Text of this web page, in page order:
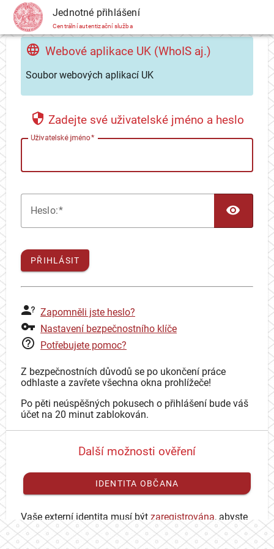
CAS Jednotné přihlášení
Centrální autentizační služba
Webové aplikace UK (WhoIS aj.)
Soubor webových aplikací UK
Zadejte své uživatelské jméno a heslo
Uživatelské jméno
Heslo:
PŘIHLÁSIT
Zapomněli jste heslo?
Nastavení bezpečnostního klíče
Potřebujete pomoc?
Z bezpečnostních důvodů se po ukončení práce
odhlaste a zavřete všechna okna prohlížeče!
Po pěti neúspěšných pokusech o přihlášení bude váš
účet na 20 minut zablokován.
Další možnosti ověření
IDENTITA OBČANA
Vaše externí identita musí být zaregistrována, abyste
se mohli přihlásit ke svému CAS účtu.